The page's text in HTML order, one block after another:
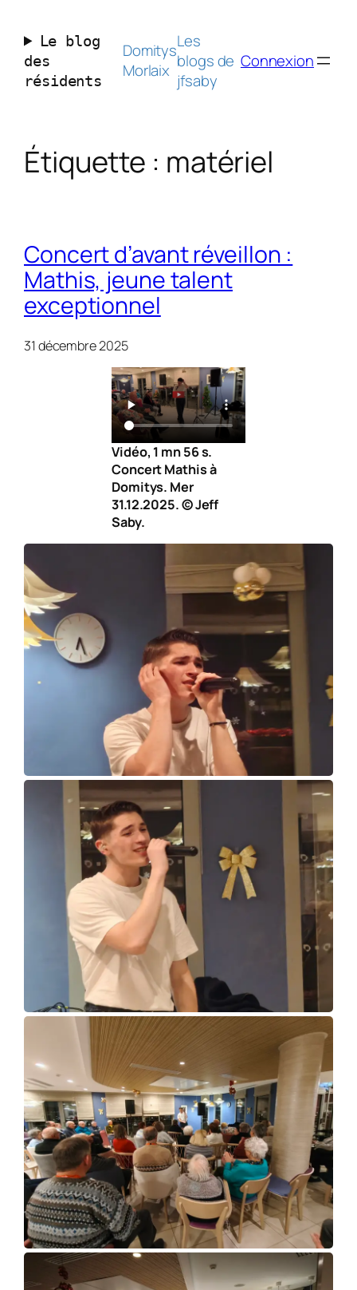
contenuLe blog
des
résidents
Domitys
Morlaix
Les
blogs de
jfsaby
Connexion
Étiquette : matériel
Concert d’avant réveillon :
Mathis, jeune talent
exceptionnel
31 décembre 2025
Vidéo, 1 mn 56 s.
Concert Mathis à
Domitys. Mer
31.12.2025. © Jeff
Saby.